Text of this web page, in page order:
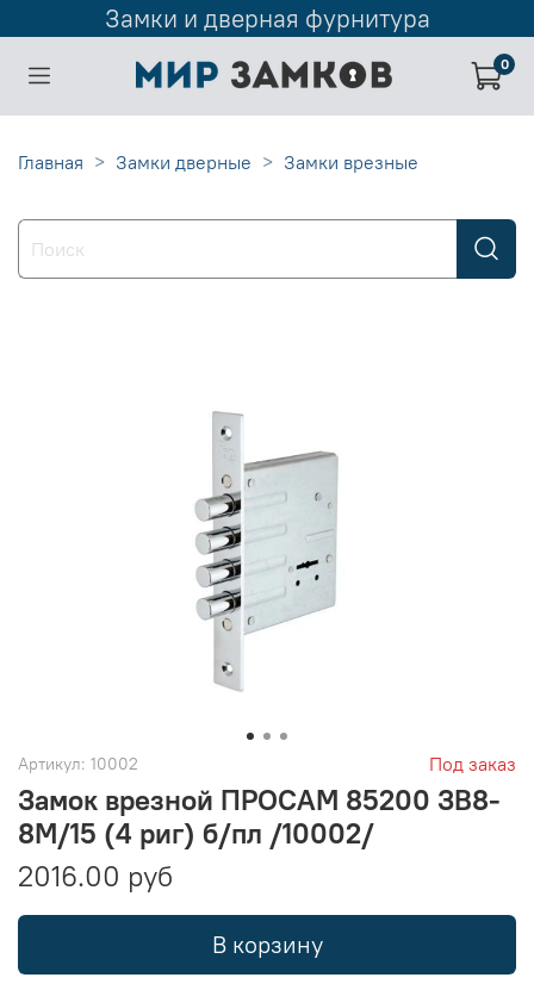
Замки и дверная фурнитура
0
Главная Замки дверные Замки врезные
Артикул: 10002 Под заказ
Замок врезной ПРОСАМ 85200 ЗВ8-
8М/15 (4 риг) б/пл /10002/
2016.00 руб
В корзину